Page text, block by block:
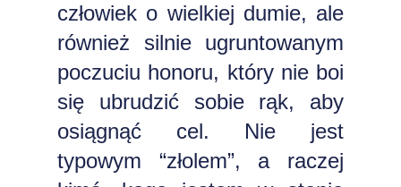
człowiek o wielkiej dumie, ale
również silnie ugruntowanym
poczuciu honoru, który nie boi
się ubrudzić sobie rąk, aby
osiągnąć cel. Nie jest
typowym “złolem”, a raczej